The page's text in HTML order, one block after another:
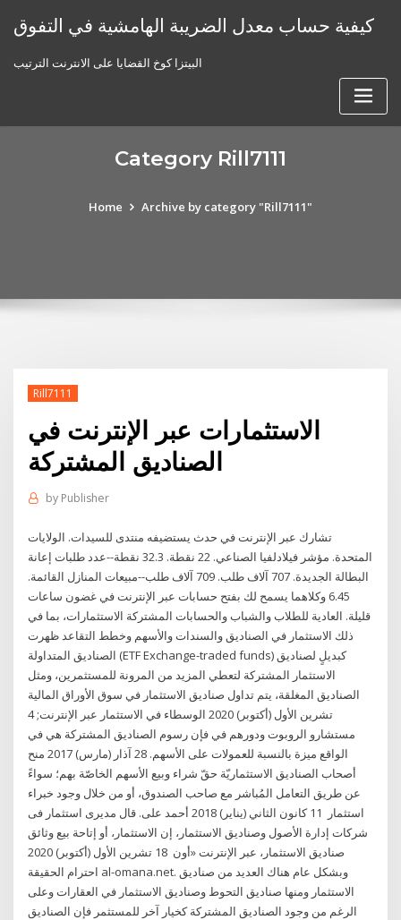
كيفية حساب معدل الضريبة الهامشية في التفوق
البيتزا كوخ القضايا على الانترنت الترتيب
Category Rill7111
Home Archive by category "Rill7111"
Rill7111
الاستثمارات عبر الإنترنت في
الصناديق المشتركة
by Publisher
تشارك عبر الإنترنت في حدث يستضيفه منتدى للسيدات. الولايات
المتحدة. مؤشر فيلادلفيا الصناعي. 22 نقطة. 32.3 نقطة--عدد طلبات إعانة
البطالة الجديدة. 707 آلاف طلب. 709 آلاف طلب--مبيعات المنازل القائمة.
6.45 وكلاهما يسمح لك بفتح حسابات عبر الإنترنت في غضون ساعات
قليلة. العادية للطلاب والشباب والحسابات المشتركة الاستثمارات، بما في
ذلك الاستثمار في الصناديق والسندات والأسهم وخطط التقاعد ظهرت
الصناديق المتداولة (ETF Exchange-traded funds) كبديلٍ لصناديق
الاستثمار المشتركة لتعطي المزيد من المرونة للمستثمرين، ومثل
الصناديق المغلقة، يتم تداول صناديق الاستثمار في سوق الأوراق المالية
4 تشرين الأول (أكتوبر) 2020 الوسطاء في الاستثمار عبر الإنترنت;
مستشارو الروبوت ودورهم في فإن رسوم الصناديق المشتركة هي في
الواقع ميزة بالنسبة للعمولات على الأسهم. 28 آذار (مارس) 2017 منح
أصحاب الصناديق الاستثماريّة حقّ شراء وبيع الأسهم الخاصّة بهم؛ سواءً
عن طريق التعامل المُباشر مع صاحب الصندوق، أو من خلال وجود خبراء
استثمار 11 كانون الثاني (يناير) 2018 أحمد على. قال مديرى استثمار فى
شركات إدارة الأصول وصناديق الاستثمار، إن الاستثمار، أو إتاحة بيع وثائق
صناديق الاستثمار، عبر الإنترنت «أون 18 تشرين الأول (أكتوبر) 2020
احترام الحقيقة al-omana.net. وبشكل عام هناك العديد من صناديق
الاستثمار ومنها صناديق التحوط وصناديق الاستثمار في العقارات وعلى
الرغم من وجود الصناديق المشتركة كخيار آخر للمستثمر فإن الصناديق